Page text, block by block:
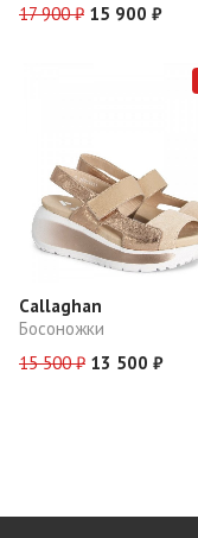
17 900 ₽ 15 900 ₽
Callaghan
Босоножки
15 500 ₽ 13 500 ₽